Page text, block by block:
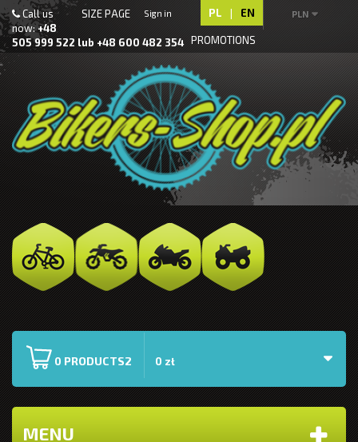
PLN
PL | EN
Sign in
SIZE PAGE
PROMOTIONS
Call us
now:+48
505 999 522 lub +48 600 482 354
0 PRODUCTS2 0 zł
MENU